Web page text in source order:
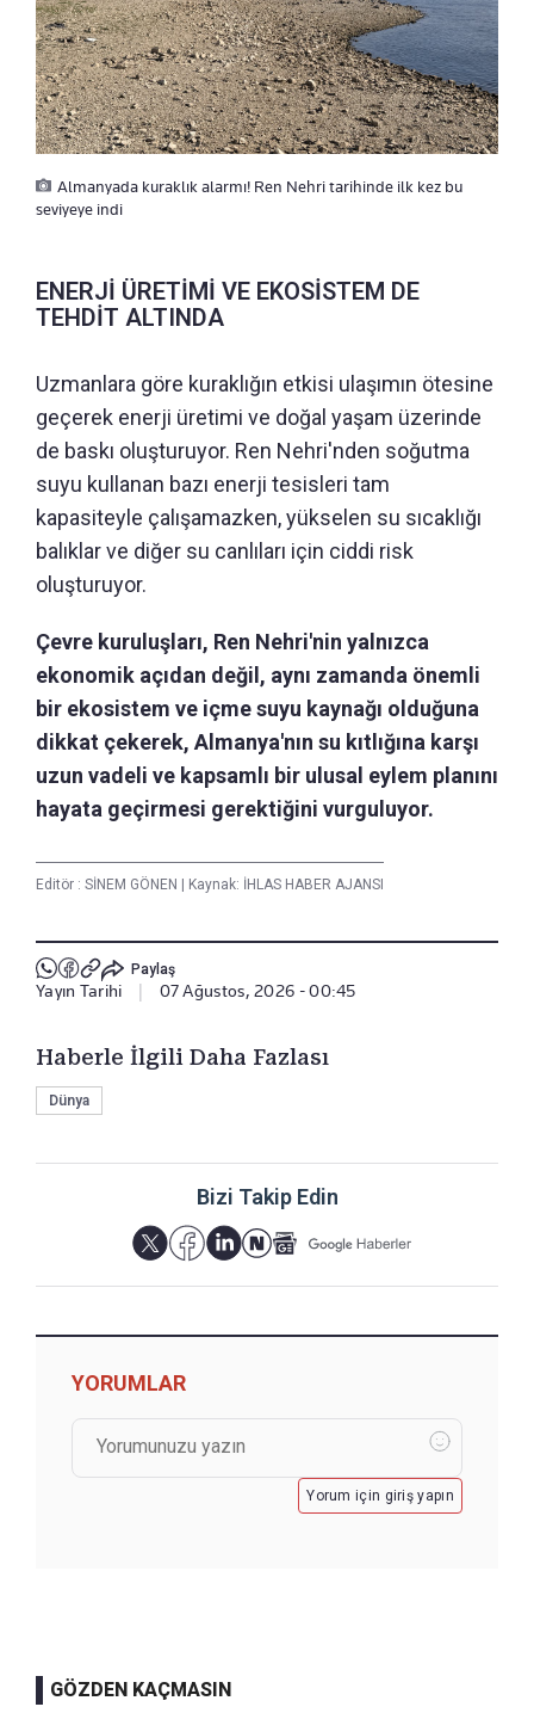
Almanyada kuraklık alarmı! Ren Nehri tarihinde ilk kez bu
seviyeye indi
ENERJİ ÜRETİMİ VE EKOSİSTEM DE
TEHDİT ALTINDA
Uzmanlara göre kuraklığın etkisi ulaşımın ötesine
geçerek enerji üretimi ve doğal yaşam üzerinde
de baskı oluşturuyor. Ren Nehri'nden soğutma
suyu kullanan bazı enerji tesisleri tam
kapasiteyle çalışamazken, yükselen su sıcaklığı
balıklar ve diğer su canlıları için ciddi risk
oluşturuyor.
Çevre kuruluşları, Ren Nehri'nin yalnızca
ekonomik açıdan değil, aynı zamanda önemli
bir ekosistem ve içme suyu kaynağı olduğuna
dikkat çekerek, Almanya'nın su kıtlığına karşı
uzun vadeli ve kapsamlı bir ulusal eylem planını
hayata geçirmesi gerektiğini vurguluyor.
Editör : SİNEM GÖNEN | Kaynak: İHLAS HABER AJANSI
Paylaş
Yayın Tarihi | 07 Ağustos, 2026 - 00:45
Haberle İlgili Daha Fazlası
Dünya
Bizi Takip Edin
YORUMLAR
Yorum için giriş yapın
GÖZDEN KAÇMASIN